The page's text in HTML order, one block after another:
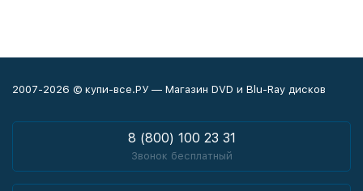
2007-2026 © купи-все.РУ — Магазин DVD и Blu-Ray дисков
8 (800) 100 23 31
Звонок бесплатный